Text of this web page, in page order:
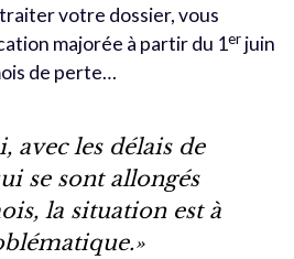
votre dossier, vous
majorée à partir du 1er juin
de perte…
avec les délais de
se sont allongés
la situation est à